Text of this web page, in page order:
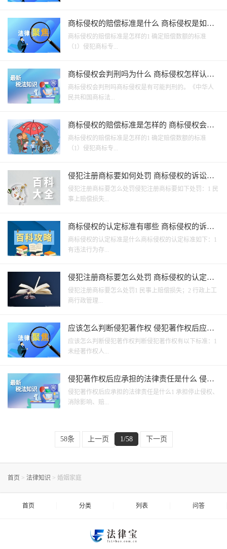
商标侵权的赔偿标准是什么 商标侵权是如何
认定的？
商标侵权的赔偿标准是怎样的1 确定赔偿数额的标准
（1）侵犯商标专...
商标侵权会判刑吗为什么 商标侵权怎样认
定？
商标侵权会判刑吗商标侵权是有可能判刑的。《中华人
民共和国商标法...
商标侵权的赔偿标准是怎样的 商标侵权会判
刑吗？
商标侵权的赔偿标准是怎样的1 确定赔偿数额的标准
（1）侵犯商标专...
侵犯注册商标要如何处罚 商标侵权的诉讼时
效是多长时间？
侵犯注册商标要怎么处罚侵犯注册商标要如下处罚：1 民
事上赔偿损失...
商标侵权的认定标准有哪些 商标侵权的诉讼
时效是多久？
商标侵权的认定标准是什么商标侵权的认定标准如下：1
有违法行为存...
侵犯注册商标要怎么处罚 商标侵权的认定标
准是什么？
侵犯注册商标要怎么处罚1 民事上赔偿损失；2 行政上工
商行政管理...
应该怎么判断侵犯著作权 侵犯著作权后应承
担的法律责任是什么？
应该怎么判断侵犯著作权判断侵犯著作权有以下标准：1
未经著作权人...
侵犯著作权后应承担的法律责任是什么 侵犯
著作权罪一般判几年？
侵犯著作权后应承担的法律责任是什么1 承担停止侵权、
消除影响、赔...
58条 上一页 1/58 下一页
首页 > 法律知识 > 婚姻家庭
首页 分类 列表 问答